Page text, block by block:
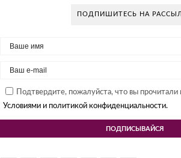
ПОДПИШИТЕСЬ НА
Подтвердите, пожалуйста, что вы прочитали
Условиями и политикой конфиденциальности.